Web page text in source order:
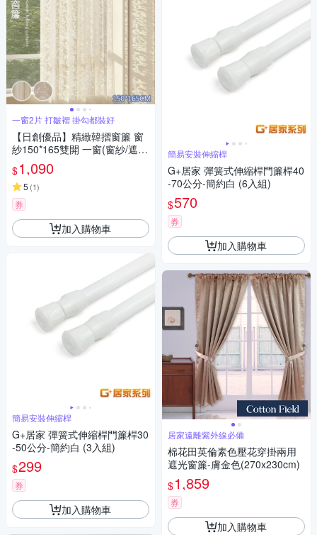
一窗2片 打皺褶 掛勾都裝好
【日創優品】精緻韓摺窗簾 窗
紗150*165雙開 一窗(窗紗/遮光
窗簾/長門簾/窗簾/拉簾/客廳隔
簾)
$1,090
5 (1)
券
加入購物車
簡易安裝伸縮桿
G+居家 彈簧式伸縮桿門簾桿30
-50公分-簡約白 (3入組)
$299
券
加入購物車
簡易安裝伸縮桿
G+居家 彈簧式伸縮桿門簾桿40
-70公分-簡約白 (6入組)
$570
券
加入購物車
居家遠離紫外線必備
棉花田英倫素色壓花穿掛兩用
遮光窗簾-膚金色(270x230cm)
$1,859
券
加入購物車